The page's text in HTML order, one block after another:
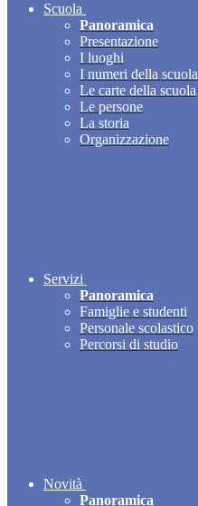
Scuola
Panoramica
Presentazione
I luoghi
I numeri della scuola
Le carte della scuola
Le persone
La storia
Organizzazione
Servizi
Panoramica
Famiglie e studenti
Personale scolastico
Percorsi di studio
Novità
Panoramica